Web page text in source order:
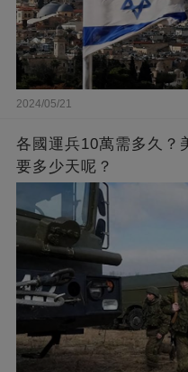
2024/05/21
各國運兵10萬需多久？
要多少天呢？